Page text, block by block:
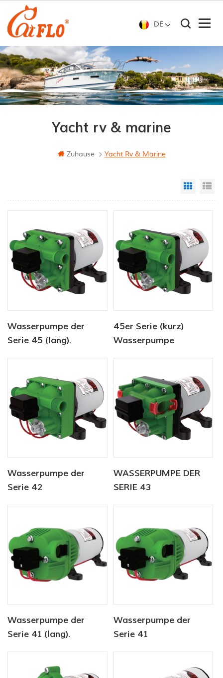
DE
Yacht rv & marine
Zuhause Yacht Rv & Marine
Grid
Wasserpumpe der
Serie 45 (lang).
45er Serie (kurz)
Wasserpumpe
Wasserpumpe der
Serie 42
WASSERPUMPE DER
SERIE 43
Wasserpumpe der
Serie 41 (lang).
Wasserpumpe der
Serie 41